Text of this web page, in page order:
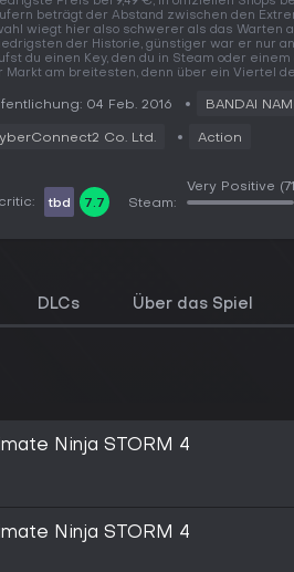
beträgt der Abstand zwischen den
wiegt hier also schwerer als das Warten
der Historie, günstiger war er nur an
du einen Key, den du in Steam oder
Markt am breitesten, denn über ein Viertel
04 Feb. 2016 BANDAI
Co. Ltd. Action
tbd 7.7 Steam:
Very Positive
DLCs Über das Spiel
Ninja STORM 4
Ninja STORM 4